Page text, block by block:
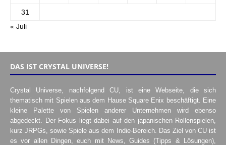
31
« Juli
DAS IST CRYSTAL UNIVERSE!
Crystal Universe, nachfolgend CU, ist eine Webseite, die sich
thematisch mit Spielen aus dem Hause Square Enix beschäftigt. Eine
kleine Palette von Spielen anderer Unternehmen wird ebenso
abgedeckt. Der Fokus liegt dabei auf den japanischen Rollenspielen,
kurz JRPGs, sowie Spiele aus dem Indie-Bereich. Das Ziel von CU ist
es vor allen Dingen, euch mit News, Guides (Tipps & Lösungen),